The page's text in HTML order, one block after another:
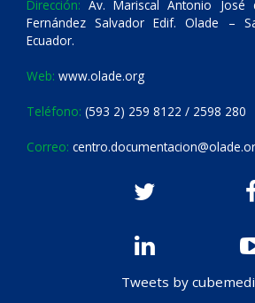
Dirección: Av. Mariscal Antonio José
Fernández Salvador Edif. Olade –
Ecuador.
Web: www.olade.org
Teléfono: (593 2) 259 8122 / 2598 280
Correo:
Tweets by